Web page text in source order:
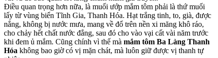
Điều quan trọng hơn nữa, là muối ướp mắm tôm phải là thứ muối
lấy từ vùng biển Tĩnh Gia, Thanh Hóa. Hạt trắng tinh, to, già, được
nắng, không bị nước mưa, mang về đổ trên nền xi măng khô ráo,
cho chảy hết chất nước đắng, sau đó cho vào vại cất vài năm trước
khi đem ủ mắm. Cũng chính vì thế mà mắm tôm Ba Làng Thanh
Hóa không bao giờ có vị mặn chát, mà luôn giữ được vị thanh tự